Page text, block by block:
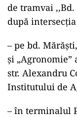
de tramvai
după
– pe bd.
şi „Agronomie”
str. Alexandru
Institutului de
– în terminalul